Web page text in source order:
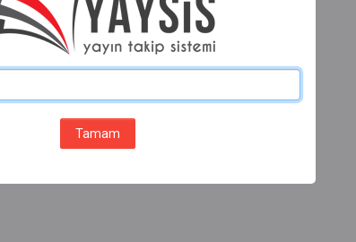
Tamam